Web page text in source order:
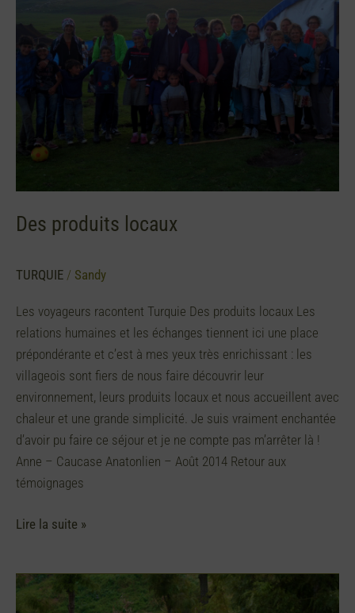
Des produits locaux
TURQUIE / Sandy
Les voyageurs racontent Turquie Des produits locaux Les
relations humaines et les échanges tiennent ici une place
prépondérante et c’est à mes yeux très enrichissant : les
villageois sont fiers de nous faire découvrir leur
environnement, leurs produits locaux et nous accueillent avec
chaleur et une grande simplicité. Je suis vraiment enchantée
d’avoir pu faire ce séjour et je ne compte pas m’arrêter là !
Anne – Caucase Anatonlien – Août 2014 Retour aux
témoignages
Lire la suite »
Asante